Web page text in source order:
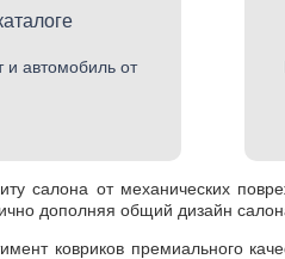
автомобиль от
салона от механических
дополняя общий дизайн
ковриков премиального